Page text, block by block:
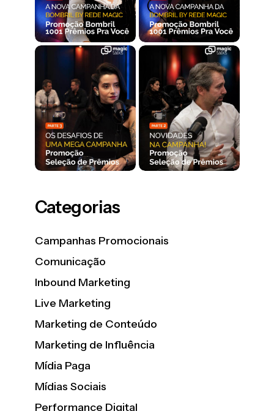
Categorias
Campanhas Promocionais
Comunicação
Inbound Marketing
Live Marketing
Marketing de Conteúdo
Marketing de Influência
Mídia Paga
Mídias Sociais
Performance Digital